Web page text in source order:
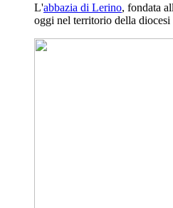
L'abbazia di Lerino, fondata
oggi nel territorio della